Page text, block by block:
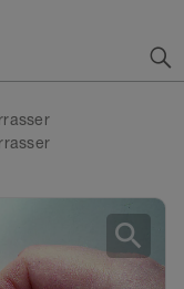
search